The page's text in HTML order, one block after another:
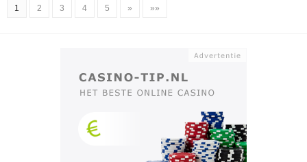
1 2 3 4 5 » »»